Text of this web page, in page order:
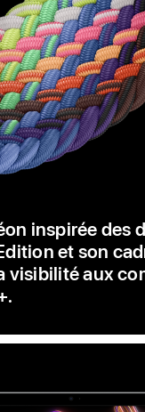
inspirée des
et son
visibilité aux